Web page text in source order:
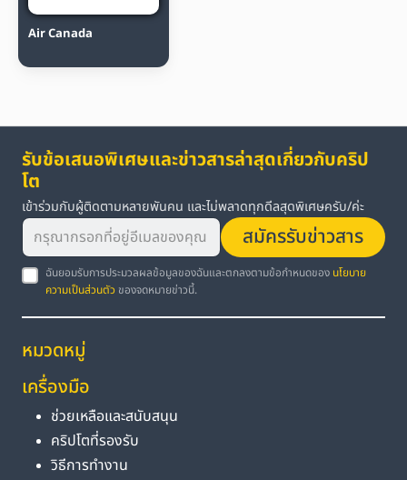
Air Canada
รับข้อเสนอพิเศษและข่าวสารล่าสุดเกี่ยวกับคริป
โต
เข้าร่วมกับผู้ติดตามหลายพันคน และไม่พลาดทุกดีลสุดพิเศษครับ/ค่ะ
สมัครรับข่าวสาร
ฉันยอมรับการประมวลผลข้อมูลของฉันและตกลงตามข้อกำหนดของ นโยบาย
ความเป็นส่วนตัว ของจดหมายข่าวนี้.
หมวดหมู่
เครื่องมือ
ช่วยเหลือและสนับสนุน
คริปโตที่รองรับ
วิธีการทำงาน